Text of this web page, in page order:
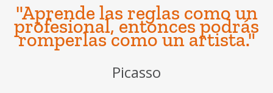
"Aprende las reglas como un
profesional, entonces podrás
romperlas como un artista."
Picasso